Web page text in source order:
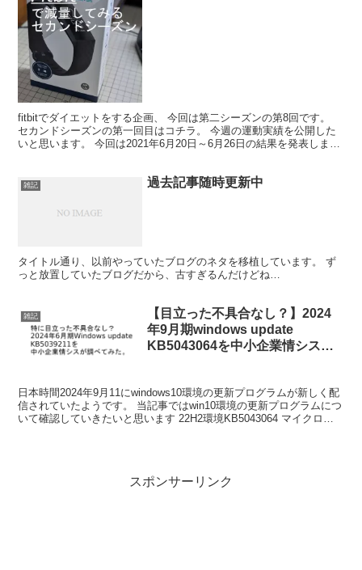
fitbitでダイエットをする企画、 今回は第二シーズンの第8回です。
セカンドシーズンの第一回目はコチラ。 今週の運動実績を公開した
いと思います。 今回は2021年6月20日～6月26日の結果を発表しま
雑記 過去記事随時更新中
タイトル通り、以前やっていたブログのネタを移植しています。 ず
っと放置していたブログだから、古すぎるんだけどね…
雑記
【目立った不具合なし？】2024
年9月期windows update
KB5043064を中小企業情シスが
日本時間2024年9月11にwindows10環境の更新プログラムが新しく配
信されていたようです。 当記事ではwin10環境の更新プログラムにつ
いて確認していきたいと思います 22H2環境KB5043064 マイクロソ
スポンサーリンク